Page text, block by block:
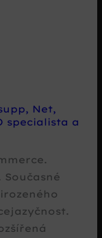
, Net,
specialista a